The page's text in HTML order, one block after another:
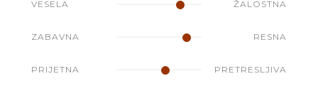
VESELA ŽALOSTNA
ZABAVNA RESNA
PRIJETNA PRETRESLJIVA